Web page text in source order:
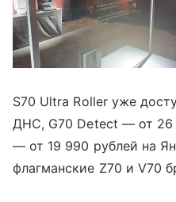
S70 Ultra Roller уже
ДНС, G70 Detect — от 26
— от 19 990 рублей на
флагманские Z70 и V70